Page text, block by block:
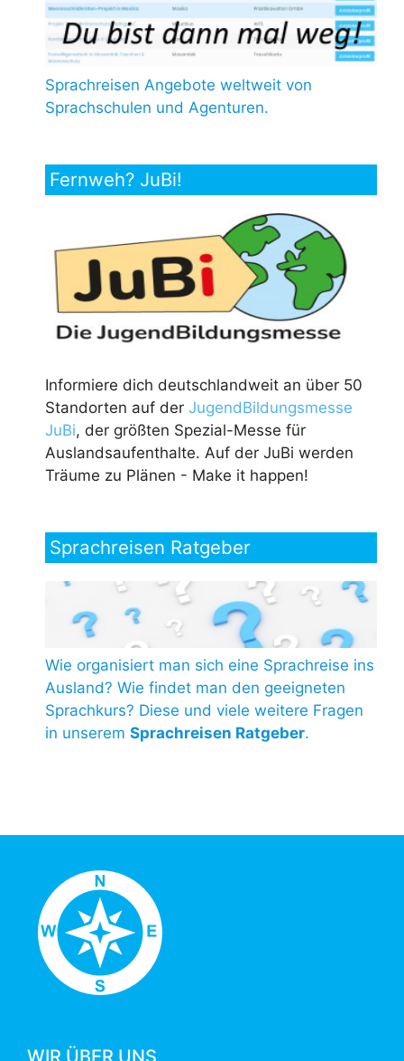
Sprachreisen Angebote weltweit von
Sprachschulen und Agenturen.
Fernweh? JuBi!
Informiere dich deutschlandweit an über 50
Standorten auf der JugendBildungsmesse
JuBi, der größten Spezial-Messe für
Auslandsaufenthalte. Auf der JuBi werden
Träume zu Plänen - Make it happen!
Sprachreisen Ratgeber
Wie organisiert man sich eine Sprachreise ins
Ausland? Wie findet man den geeigneten
Sprachkurs? Diese und viele weitere Fragen
in unserem Sprachreisen Ratgeber.
WIR ÜBER UNS